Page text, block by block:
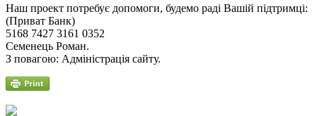
Наш проект потребує допомоги, будемо раді Вашій підтримці:
(Приват Банк)
5168 7427 3161 0352
Семенець Роман.
З повагою: Адміністрація сайту.